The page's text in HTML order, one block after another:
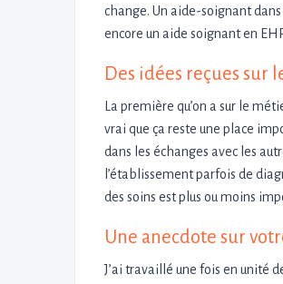
change. Un aide-soignant
encore un aide soignant en
Des idées reçues sur
La première qu’on a sur le
vrai que ça reste une place
dans les échanges avec les
l’établissement parfois de
des soins est plus ou moins
Une anecdote sur
J’ai travaillé une fois en unité